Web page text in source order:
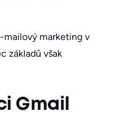
mailový marketing v
základů však
Gmail